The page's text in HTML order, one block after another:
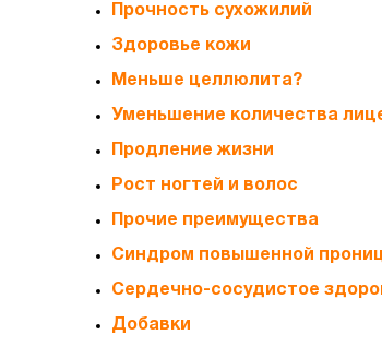
Прочность сухожилий
Здоровье кожи
Меньше целлюлита?
Уменьшение количества
Продление жизни
Рост ногтей и волос
Прочие преимущества
Синдром повышенной
Сердечно-сосудистое
Добавки